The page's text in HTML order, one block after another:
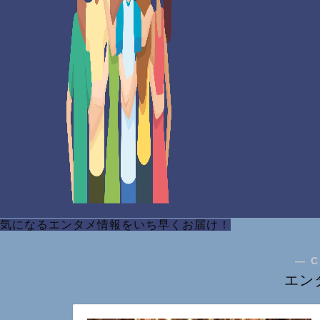
気になるエンタメ情報をいち早くお届け！
―
エン